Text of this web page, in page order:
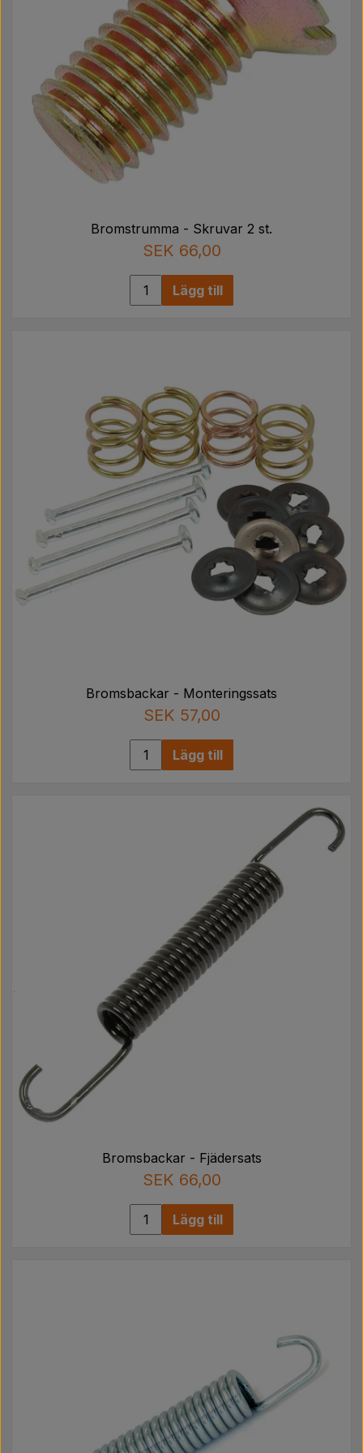
Bromstrumma - Skruvar 2 st.
SEK 66,00
Lägg till
Bromsbackar - Monteringssats
SEK 57,00
Lägg till
Bromsbackar - Fjädersats
SEK 66,00
Lägg till